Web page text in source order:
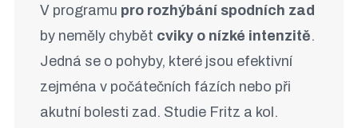
V programu pro rozhýbání spodních zad
by neměly chybět cviky o nízké intenzitě.
Jedná se o pohyby, které jsou efektivní
zejména v počátečních fázích nebo při
akutní bolesti zad. Studie Fritz a kol.